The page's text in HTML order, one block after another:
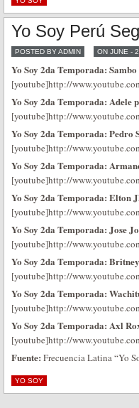
Yo Soy Perú
POSTED BY ADMIN ON JUNE -
Yo Soy 2da Temporada:
[youtube]http://
Yo Soy 2da Temporada:
[youtube]http://
Yo Soy 2da Temporada:
[youtube]http://
Yo Soy 2da Temporada:
[youtube]http://
Yo Soy 2da Temporada: Elton
[youtube]http://
Yo Soy 2da Temporada: Jose
[youtube]http://
Yo Soy 2da Temporada:
[youtube]http://
Yo Soy 2da Temporada:
[youtube]http://
Yo Soy 2da Temporada: Axl
[youtube]http://
Fuente: Frecuencia Latina “Yo
YO SOY